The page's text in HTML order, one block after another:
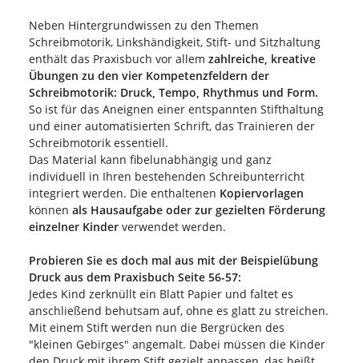
Neben Hintergrundwissen zu den Themen
Schreibmotorik, Linkshändigkeit, Stift- und Sitzhaltung
enthält das Praxisbuch vor allem zahlreiche, kreative
Übungen zu den vier Kompetenzfeldern der
Schreibmotorik: Druck, Tempo, Rhythmus und Form.
So ist für das Aneignen einer entspannten Stifthaltung
und einer automatisierten Schrift, das Trainieren der
Schreibmotorik essentiell.
Das Material kann fibelunabhängig und ganz
individuell in Ihren bestehenden Schreibunterricht
integriert werden. Die enthaltenen Kopiervorlagen
können als Hausaufgabe oder zur gezielten Förderung
einzelner Kinder verwendet werden.
Probieren Sie es doch mal aus mit der Beispielübung
Druck aus dem Praxisbuch Seite 56-57:
Jedes Kind zerknüllt ein Blatt Papier und faltet es
anschließend behutsam auf, ohne es glatt zu streichen.
Mit einem Stift werden nun die Bergrücken des
"kleinen Gebirges" angemalt. Dabei müssen die Kinder